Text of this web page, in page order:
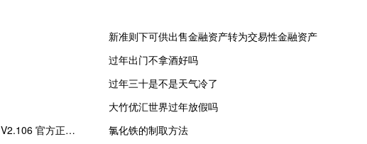
新准则下可供出售金融资产转为交易性金融资产
过年出门不拿酒好吗
过年三十是不是天气冷了
大竹优汇世界过年放假吗
国泰君安大智慧 V2.106 官方正式版（国泰君安大智慧 V2.106 官方正式版功能简介）
氯化铁的制取方法